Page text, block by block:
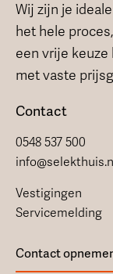
Wij zijn je
het hele
een vrije
met vaste
Contact
0548 537 500
Vestigingen
Servicemelding
Contact